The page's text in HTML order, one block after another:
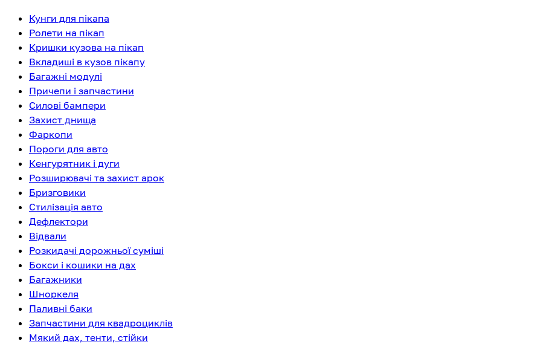
Кунги для пікапа
Ролети на пікап
Кришки кузова на пікап
Вкладиші в кузов пікапу
Багажні модулі
Причепи і запчастини
Силові бампери
Захист днища
Фаркопи
Пороги для авто
Кенгурятник і дуги
Розширювачі та захист арок
Бризговики
Стилізація авто
Дефлектори
Відвали
Розкидачі дорожньої суміші
Бокси і кошики на дах
Багажники
Шноркеля
Паливні баки
Запчастини для квадроциклів
Мякий дах, тенти, стійки